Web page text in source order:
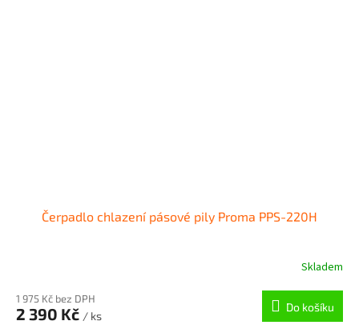
Čerpadlo chlazení pásové pily Proma PPS-220H
Skladem
1 975 Kč bez DPH
2 390 Kč / ks
Do košíku